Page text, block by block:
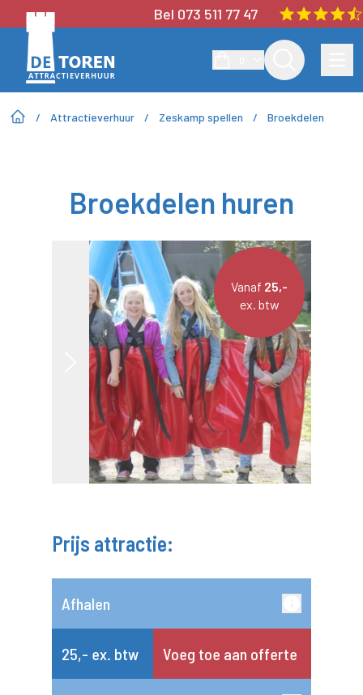
Bel 073 511 77 47
/ Attractieverhuur / Zeskamp spellen / Broekdelen
Broekdelen huren
Vanaf 25,-
ex. btw
Prijs attractie:
Afhalen
25,- ex. btw Voeg toe aan offerte